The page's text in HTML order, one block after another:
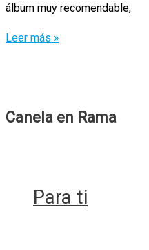
álbum muy recomendable,
Se
con
Leer más »
Canela en Rama
Para ti